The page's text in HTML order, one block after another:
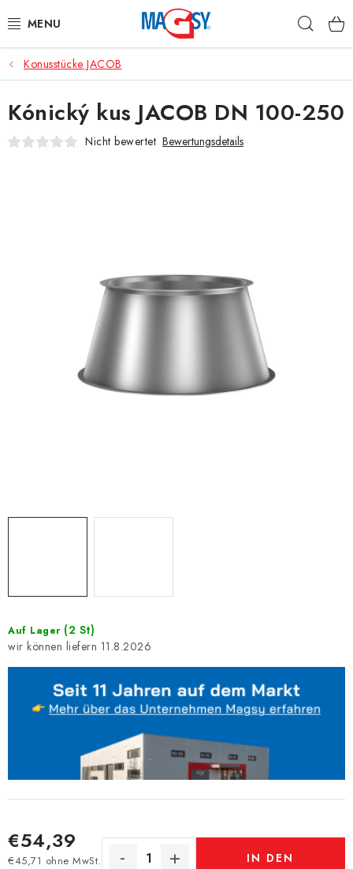
Inhalt
HAUPTKATEGORIE MAGNETE
MAGNETISCHE HILFSMITTEL
INDUSTRIEMAGNETE
Handelsbedingungen
Datenschutzerklärung
Kontakte - Impressum
Konusstücke JACOB
Auf Lager (2 St)
11.8.2026
€54,39
€45,71 ohne MwSt. IN DEN
Kónický kus JACOB DN 100-250
Nicht bewertet Bewertungsdetails